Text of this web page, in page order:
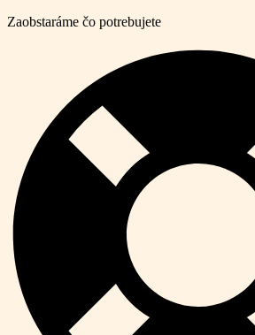
Zaobstaráme čo potrebujete